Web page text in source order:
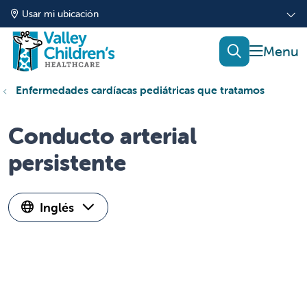
Usar mi ubicación
mostrar
buscar
Enfermedades cardíacas pediátricas que tratamos
Conducto arterial
persistente
Inglés